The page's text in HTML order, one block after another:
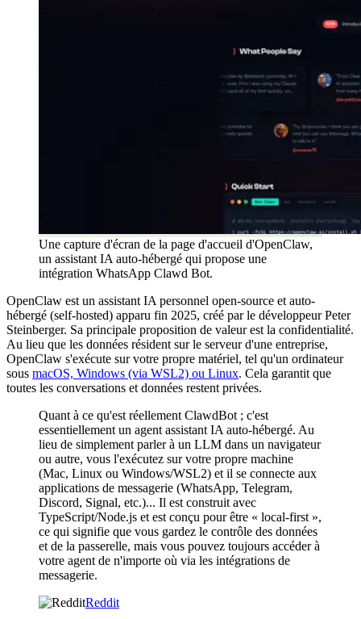
Une capture d'écran de la page d'accueil d'OpenClaw,
un assistant IA auto-hébergé qui propose une
intégration WhatsApp Clawd Bot.
OpenClaw est un assistant IA personnel open-source et auto-
hébergé (self-hosted) apparu fin 2025, créé par le développeur Peter
Steinberger. Sa principale proposition de valeur est la confidentialité.
Au lieu que les données résident sur le serveur d'une entreprise,
OpenClaw s'exécute sur votre propre matériel, tel qu'un ordinateur
sous macOS, Windows (via WSL2) ou Linux. Cela garantit que
toutes les conversations et données restent privées.
Quant à ce qu'est réellement ClawdBot ; c'est
essentiellement un agent assistant IA auto-hébergé. Au
lieu de simplement parler à un LLM dans un navigateur
ou autre, vous l'exécutez sur votre propre machine
(Mac, Linux ou Windows/WSL2) et il se connecte aux
applications de messagerie (WhatsApp, Telegram,
Discord, Signal, etc.)... Il est construit avec
TypeScript/Node.js et est conçu pour être « local-first »,
ce qui signifie que vous gardez le contrôle des données
et de la passerelle, mais vous pouvez toujours accéder à
votre agent de n'importe où via les intégrations de
messagerie.
Reddit